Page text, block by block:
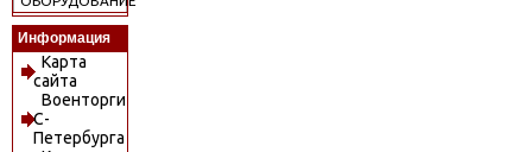
Информация
Карта
сайта
Военторги
С-
Петербурга